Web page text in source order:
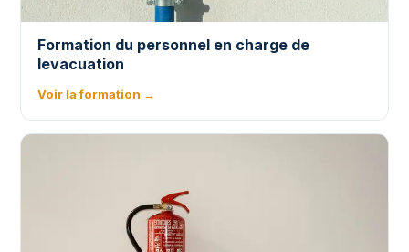
Formation du personnel en charge de
levacuation
Voir la formation →